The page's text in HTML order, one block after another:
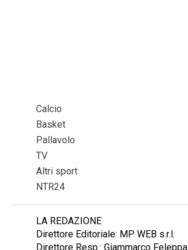
Calcio
Basket
Pallavolo
TV
Altri sport
NTR24
LA REDAZIONE
Direttore Editoriale: MP WEB s.r.l.
Direttore Resp.: Giammarco Feleppa